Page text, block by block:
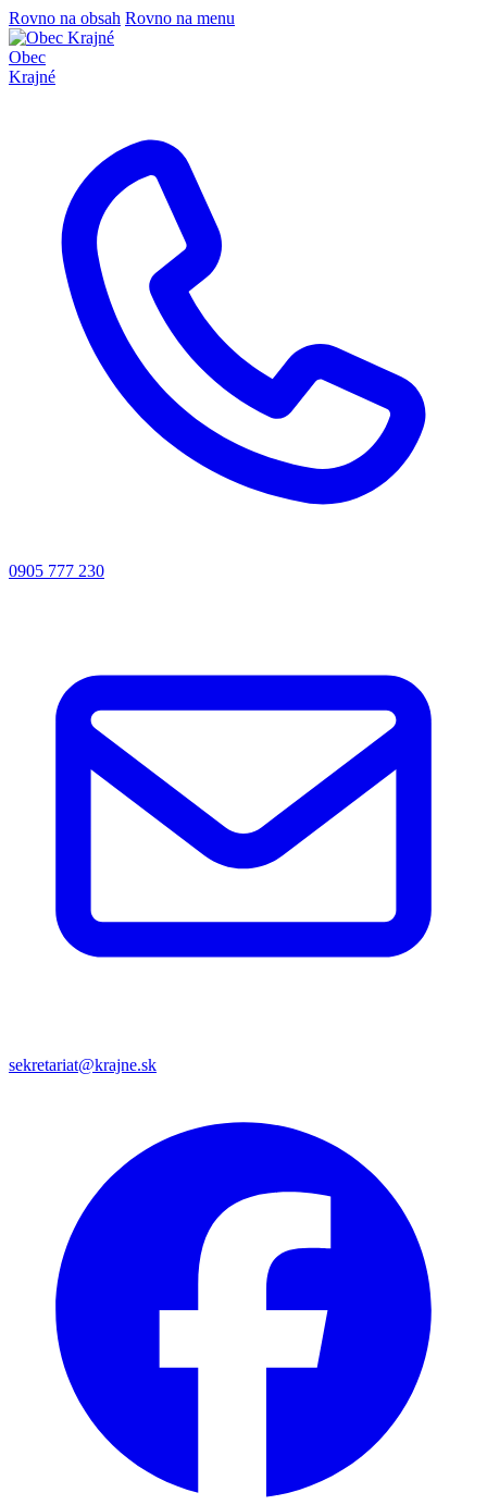
Rovno na obsah Rovno na menu
Obec
Krajné
0905 777 230
sekretariat@krajne.sk